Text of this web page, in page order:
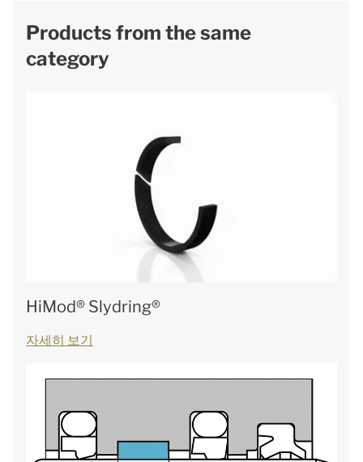
Products from the same
category
HiMod® Slydring®
자세히 보기